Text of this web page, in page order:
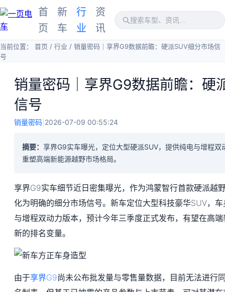
首
页
新
车
行
业
资
讯
当前位置： 首页 / 行业 / 销量密码｜享界G9数据前瞻：硬派SUV细分市场信
号
销量密码｜享界G9数据前瞻：硬
信号
销量密码 2026-07-09 00:55:24
摘要： 享界G9实车曝光，定位大型硬派SUV，提供纯电与增程双
重塑高端新能源越野市场格局。
享界G9实车细节近日密集曝光，作为鸿蒙智行首款硬派越
化为明确的细分市场信号。新车定位大型科技豪华SUV，
与增程双动力版本，预计今年三季度正式发布，有望在高
新的排名变量。
由于享界G9尚未公布批发量与零售量数据，目前无法进行